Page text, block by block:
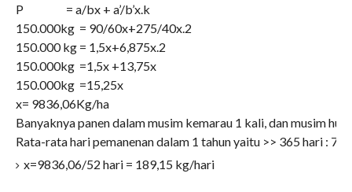
P = a/bx + a’/b’x.k
150.000kg = 90/60x+275/40x.2
150.000 kg = 1,5x+6,875x.2
150.000kg =1,5x +13,75x
150.000kg =15,25x
x= 9836,06Kg/ha
Banyaknya panen dalam musim kemarau 1 kali, dan musim
Rata-rata hari pemanenan dalam 1 tahun yaitu >> 365 hari : 7
x=9836,06/52 hari = 189,15 kg/hari